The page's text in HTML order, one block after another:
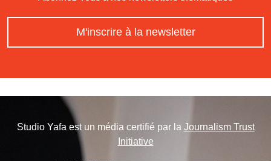
M'inscrire à la newsletter
Studio Yafa est un média certifié par la Journalism Trust
Initiative